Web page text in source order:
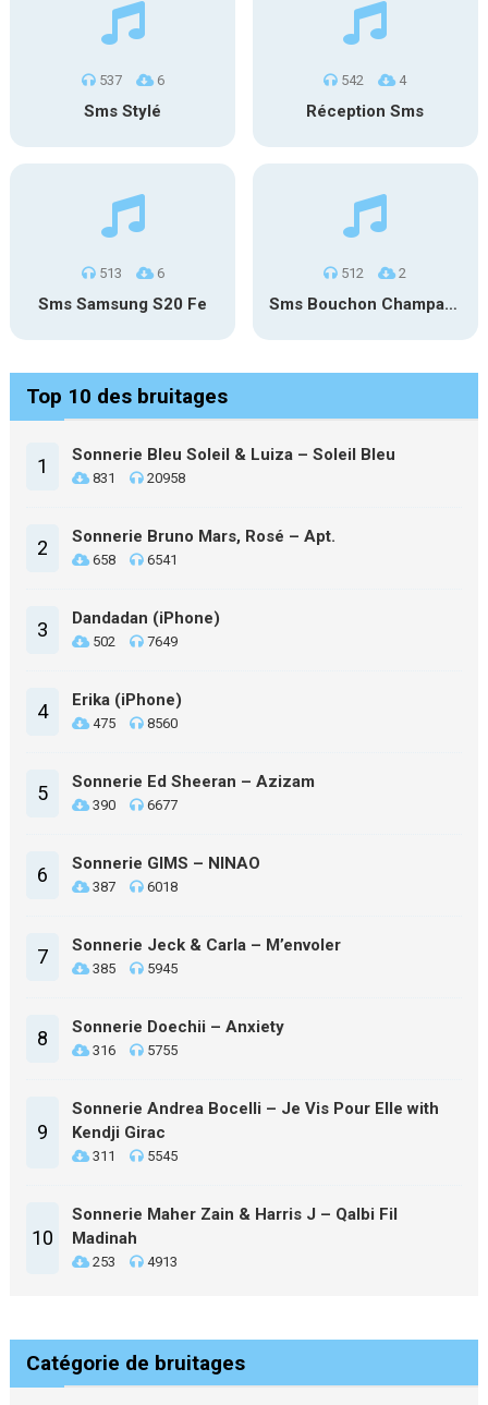
537 6
Sms Stylé
542 4
Réception Sms
513 6
Sms Samsung S20 Fe
512 2
Sms Bouchon Champagne
Top 10 des bruitages
1 Sonnerie Bleu Soleil & Luiza – Soleil Bleu
831 20958
2 Sonnerie Bruno Mars, Rosé – Apt.
658 6541
3 Dandadan (iPhone)
502 7649
4 Erika (iPhone)
475 8560
5 Sonnerie Ed Sheeran – Azizam
390 6677
6 Sonnerie GIMS – NINAO
387 6018
7 Sonnerie Jeck & Carla – M’envoler
385 5945
8 Sonnerie Doechii – Anxiety
316 5755
9
Sonnerie Andrea Bocelli – Je Vis Pour Elle with
Kendji Girac
311 5545
10
Sonnerie Maher Zain & Harris J – Qalbi Fil
Madinah
253 4913
Catégorie de bruitages